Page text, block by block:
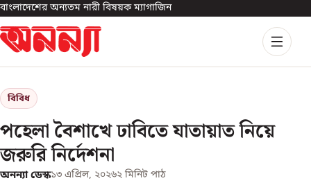
বাংলাদেশের অন্যতম নারী বিষয়ক ম্যাগাজিন
বিবিধ
পহেলা বৈশাখে ঢাবিতে যাতায়াত নিয়ে
জরুরি নির্দেশনা
অনন্যা ডেস্ক১৩ এপ্রিল, ২০২৬২ মিনিট পাঠ